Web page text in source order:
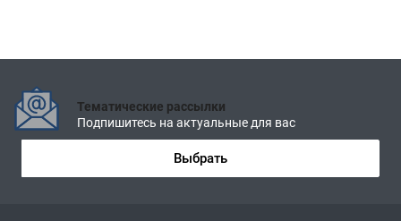
Тематические рассылки
Подпишитесь на актуальные для вас
Выбрать